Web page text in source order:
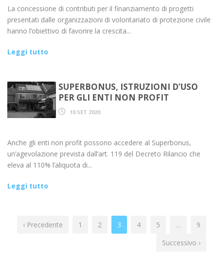
La concessione di contributi per il finanziamento di progetti
presentati dalle organizzazioni di volontariato di protezione civile
hanno l’obiettivo di favorire la crescita...
Leggi tutto
SUPERBONUS, ISTRUZIONI D’USO
PER GLI ENTI NON PROFIT
10 SET 2020
Anche gli enti non profit possono accedere al Superbonus,
un’agevolazione prevista dall’art. 119 del Decreto Rilancio che
eleva al 110% l’aliquota di...
Leggi tutto
‹ Precedente 1 2 3 4 5 …
9
Successivo ›